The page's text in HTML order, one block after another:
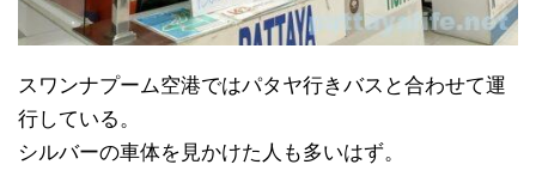
スワンナプーム空港ではパタヤ行きバスと合わせて運
行している。
シルバーの車体を見かけた人も多いはず。